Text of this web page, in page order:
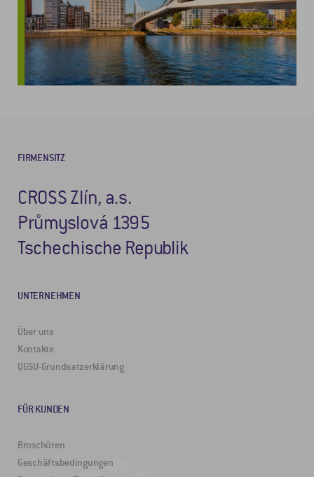
FIRMENSITZ
CROSS Zlín, a.s.
Průmyslová 1395
Tschechische Republik
UNTERNEHMEN
Über uns
Kontakte
QGSU-Grundsatzerklärung
FÜR KUNDEN
Broschüren
Geschäftsbedingungen